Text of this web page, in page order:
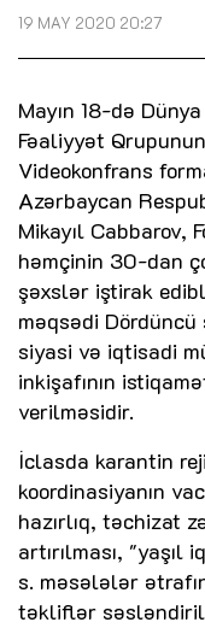
19 MAY 2020 20:27
Mayın 18-də
Fəaliyyət
Videokonfrans
Azərbaycan
Mikayıl Cabbarov,
həmçinin 30-dan
şəxslər iştirak
məqsədi
siyasi və iqtisadi
inkişafının
verilməsidir.
İclasda karantin
koordinasiyanın
hazırlıq, təchizat
artırılması, "yaşıl
s. məsələlər
təkliflər